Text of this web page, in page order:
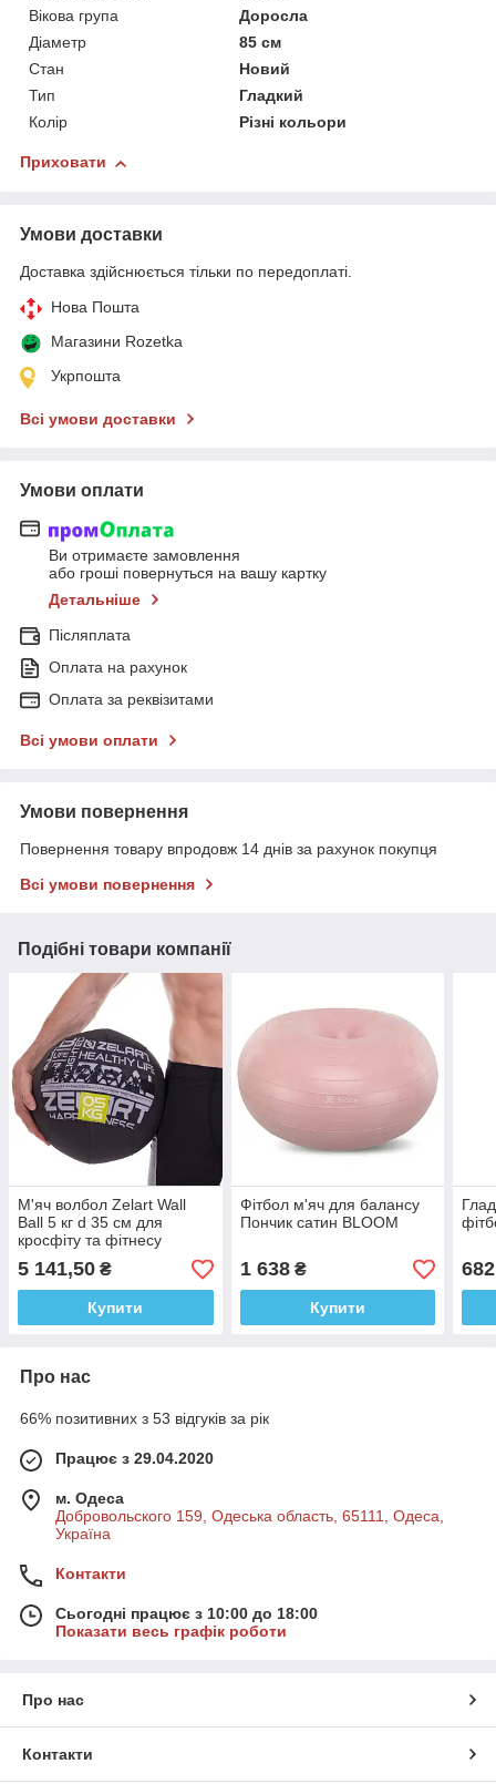
Вікова група
Доросла
Діаметр
85 см
Стан
Новий
Тип
Гладкий
Колір
Різні кольори
Приховати
Умови доставки
Доставка здійснюється тільки по передоплаті.
Нова Пошта
Магазини Rozetka
Укрпошта
Всі умови доставки
Умови оплати
Ви отримаєте замовлення
або гроші повернуться на вашу картку
Детальніше
Післяплата
Оплата на рахунок
Оплата за реквізитами
Всі умови оплати
Умови повернення
Повернення товару впродовж 14 днів за рахунок покупця
Всі умови повернення
Подібні товари компанії
М'яч волбол Zelart Wall
Ball 5 кг d 35 см для
кросфіту та фітнесу
5 141,50 ₴
Купити
Фітбол м'яч для балансу
Пончик сатин BLOOM
1 638₴
Купити
Про нас
66% позитивних з 53 відгуків за рік
Працює з 29.04.2020
м. Одеса
Добровольского 159, Одеська область, 65111, Одеса,
Україна
Контакти
Сьогодні працює з 10:00 до 18:00
Показати весь графік роботи
Про нас
Контакти